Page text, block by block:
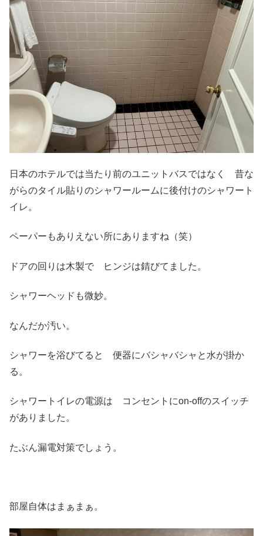
日本のホテルでは当たり前のユニットバスではなく 昔な
がらのタイル貼りのシャワールームに後付けのシャワート
イレ。
ペーパーもありえない所にありますね（笑）
ドアの回りは木製で ヒンジは錆びてました。
シャワーヘッドも微妙。
なんだか汚い。
シャワーを浴びてると 便器にバシャバシャと水が掛か
る。
シャワートイレの電源は コンセントにon-offのスイッチ
がありました。
たぶん漏電対策でしょう。
部屋自体はまぁまぁ。